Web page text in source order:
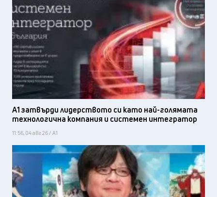
А1 затвърди лидерството си като най-голямата
технологична компания и системен интегратор
11:56, 04 авг 26 / А1